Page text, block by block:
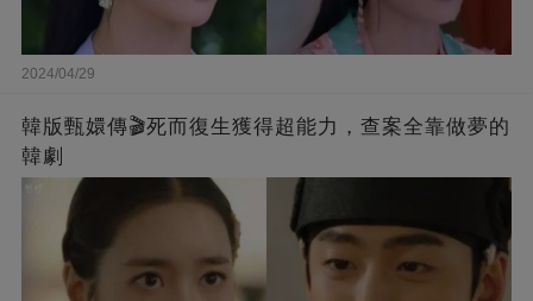
2024/04/29
韓版甄嬛傳🎬死而復生獲得超能力，查案全靠做夢的
韓劇